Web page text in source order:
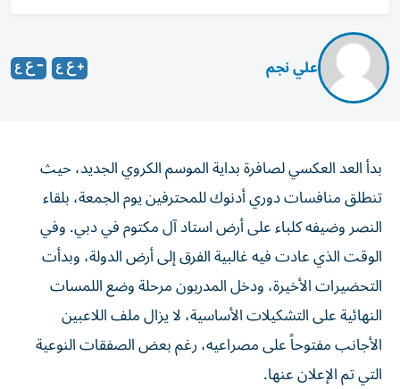
علي نجم
بدأ العد العكسي لصافرة بداية الموسم الكروي الجديد، حيث
تنطلق منافسات دوري أدنوك للمحترفين يوم الجمعة، بلقاء
النصر وضيفه كلباء على أرض استاد آل مكتوم في دبي. وفي
الوقت الذي عادت فيه غالبية الفرق إلى أرض الدولة، وبدأت
التحضيرات الأخيرة، ودخل المدربون مرحلة وضع اللمسات
النهائية على التشكيلات الأساسية، لا يزال ملف اللاعبين
الأجانب مفتوحاً على مصراعيه، رغم بعض الصفقات النوعية
التي تم الإعلان عنها.